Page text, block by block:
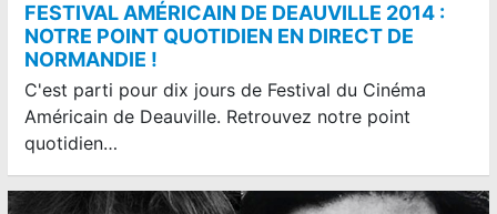
FESTIVAL AMÉRICAIN DE DEAUVILLE 2014 :
NOTRE POINT QUOTIDIEN EN DIRECT DE
NORMANDIE !
C'est parti pour dix jours de Festival du Cinéma
Américain de Deauville. Retrouvez notre point
quotidien…